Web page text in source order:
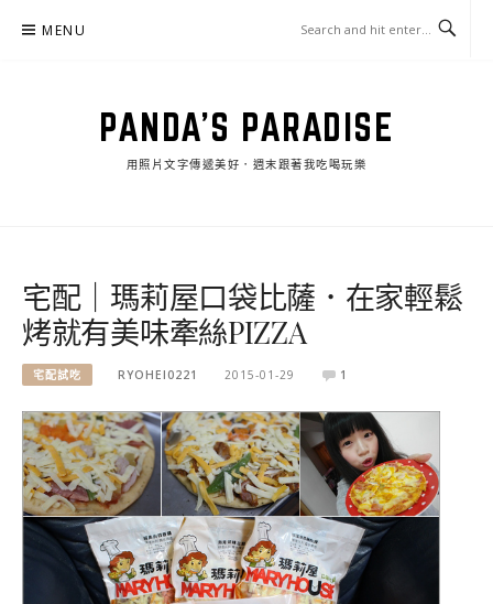
MENU
PANDA'S PARADISE
用照片文字傳遞美好．週末跟著我吃喝玩樂
宅配｜瑪莉屋口袋比薩．在家輕鬆
烤就有美味牽絲PIZZA
宅配試吃 RYOHEI0221 2015-01-29 1